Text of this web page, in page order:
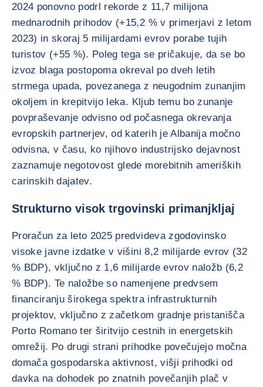
2024 ponovno podrl rekorde z 11,7 milijona
mednarodnih prihodov (+15,2 % v primerjavi z letom
2023) in skoraj 5 milijardami evrov porabe tujih
turistov (+55 %). Poleg tega se pričakuje, da se bo
izvoz blaga postopoma okreval po dveh letih
strmega upada, povezanega z neugodnim zunanjim
okoljem in krepitvijo leka. Kljub temu bo zunanje
povpraševanje odvisno od počasnega okrevanja
evropskih partnerjev, od katerih je Albanija močno
odvisna, v času, ko njihovo industrijsko dejavnost
zaznamuje negotovost glede morebitnih ameriških
carinskih dajatev.
Strukturno visok trgovinski primanjkljaj
Proračun za leto 2025 predvideva zgodovinsko
visoke javne izdatke v višini 8,2 milijarde evrov (32
% BDP), vključno z 1,6 milijarde evrov naložb (6,2
% BDP). Te naložbe so namenjene predvsem
financiranju širokega spektra infrastrukturnih
projektov, vključno z začetkom gradnje pristanišča
Porto Romano ter širitvijo cestnih in energetskih
omrežij. Po drugi strani prihodke povečujejo močna
domača gospodarska aktivnost, višji prihodki od
davka na dohodek po znatnih povečanjih plač v